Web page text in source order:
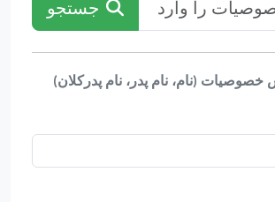
جستجو
(نام، نام پدر، نام پدرکلان)